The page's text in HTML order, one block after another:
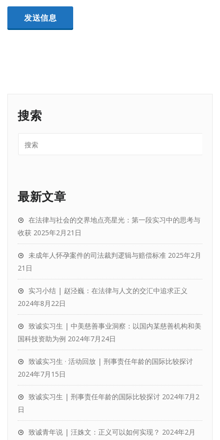
搜索
最新文章
在法律与社会的交界地点亮星光：第一段实习中的思考与
收获 2025年2月21日
未成年人怀孕案件的司法裁判逻辑与赔偿标准 2025年2月
21日
实习小结 | 赵泾巍：在法律与人文的交汇中追求正义
2024年8月22日
致诚实习生 | 中美慈善事业洞察：以国内某慈善机构和美
国科技资助为例 2024年7月24日
致诚实习生 · 活动回放 | 刑事责任年龄的国际比较探讨
2024年7月15日
致诚实习生 | 刑事责任年龄的国际比较探讨 2024年7月2
日
致诚青年说 | 汪姝文：正义可以如何实现？ 2024年2月